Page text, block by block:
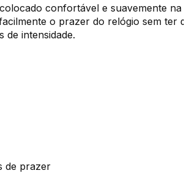
confortável e suavemente
o prazer do relógio sem ter
de intensidade.
de prazer